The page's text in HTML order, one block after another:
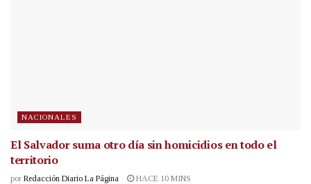
NACIONALES
El Salvador suma otro día sin homicidios en todo el
territorio
por Redacción Diario La Página HACE 10 MINS